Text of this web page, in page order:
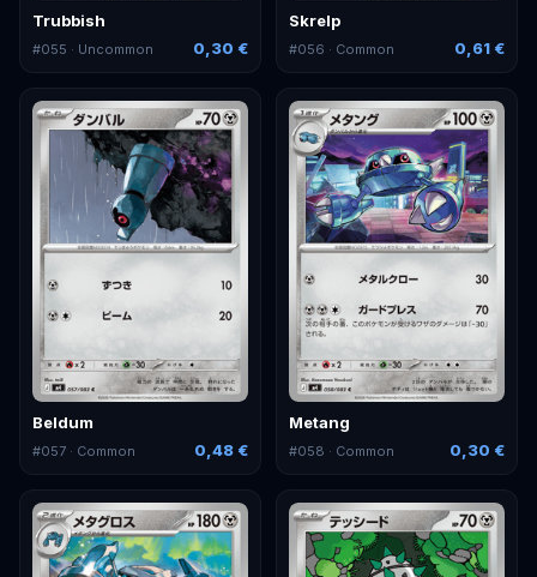
Trubbish
#055 · Uncommon 0,30 €
Skrelp
#056 · Common 0,61 €
Beldum
#057 · Common 0,48 €
Metang
#058 · Common 0,30 €